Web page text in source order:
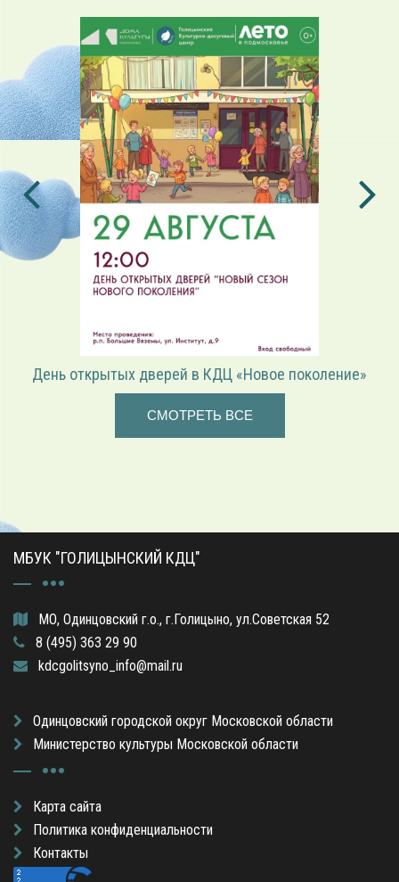
День открытых дверей в КДЦ «Новое поколение»
СМОТРЕТЬ ВСЕ
МБУК "ГОЛИЦЫНСКИЙ КДЦ"
МО, Одинцовский г.о., г.Голицыно, ул.Советская 52
8 (495) 363 29 90
kdcgolitsyno_info@mail.ru
Одинцовский городской округ Московской области
Министерство культуры Московской области
Карта сайта
Политика конфиденциальности
Контакты